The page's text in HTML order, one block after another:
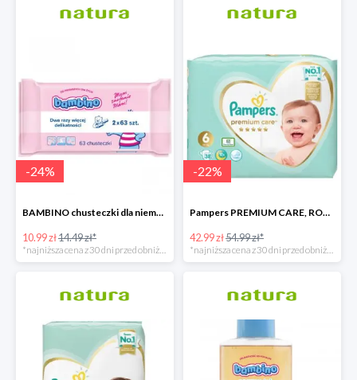
-24%
BAMBINO chusteczki dla niemowląt 2 X 63 sztuki
10.99 zł14.49 zł*
*najniższa cena z 30 dni przed obniżką
-22%
Pampers PREMIUM CARE, ROZMIAR 6, 38 pieluszek, 13KG+
42.99 zł54.99 zł*
*najniższa cena z 30 dni przed obniżką